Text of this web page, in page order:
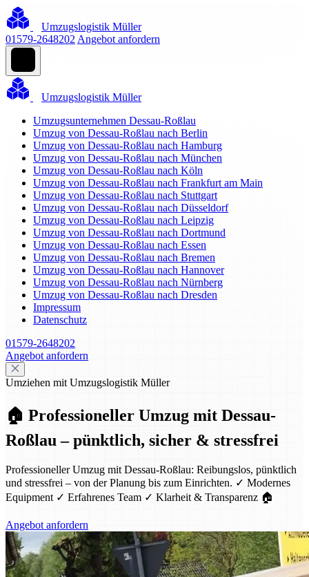
Umzugslogistik Müller
01579-2648202 Angebot anfordern
Umzugslogistik Müller
Umzugsunternehmen Dessau-Roßlau
Umzug von Dessau-Roßlau nach Berlin
Umzug von Dessau-Roßlau nach Hamburg
Umzug von Dessau-Roßlau nach München
Umzug von Dessau-Roßlau nach Köln
Umzug von Dessau-Roßlau nach Frankfurt am Main
Umzug von Dessau-Roßlau nach Stuttgart
Umzug von Dessau-Roßlau nach Düsseldorf
Umzug von Dessau-Roßlau nach Leipzig
Umzug von Dessau-Roßlau nach Dortmund
Umzug von Dessau-Roßlau nach Essen
Umzug von Dessau-Roßlau nach Bremen
Umzug von Dessau-Roßlau nach Hannover
Umzug von Dessau-Roßlau nach Nürnberg
Umzug von Dessau-Roßlau nach Dresden
Impressum
Datenschutz
01579-2648202
Angebot anfordern
Umziehen mit Umzugslogistik Müller
🏠 Professioneller Umzug mit Dessau-
Roßlau – pünktlich, sicher & stressfrei
Professioneller Umzug mit Dessau-Roßlau: Reibungslos, pünktlich
und stressfrei – von der Planung bis zum Einrichten. ✓ Modernes
Equipment ✓ Erfahrenes Team ✓ Klarheit & Transparenz 🏠
Angebot anfordern